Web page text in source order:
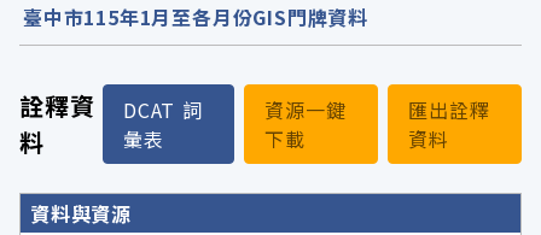
詮釋資
料
DCAT 詞
彙表
資源一鍵
下載
匯出詮釋
資料
詮釋資料詳細內容
資料與資源
臺中市115年1月至各月份GIS門牌資料